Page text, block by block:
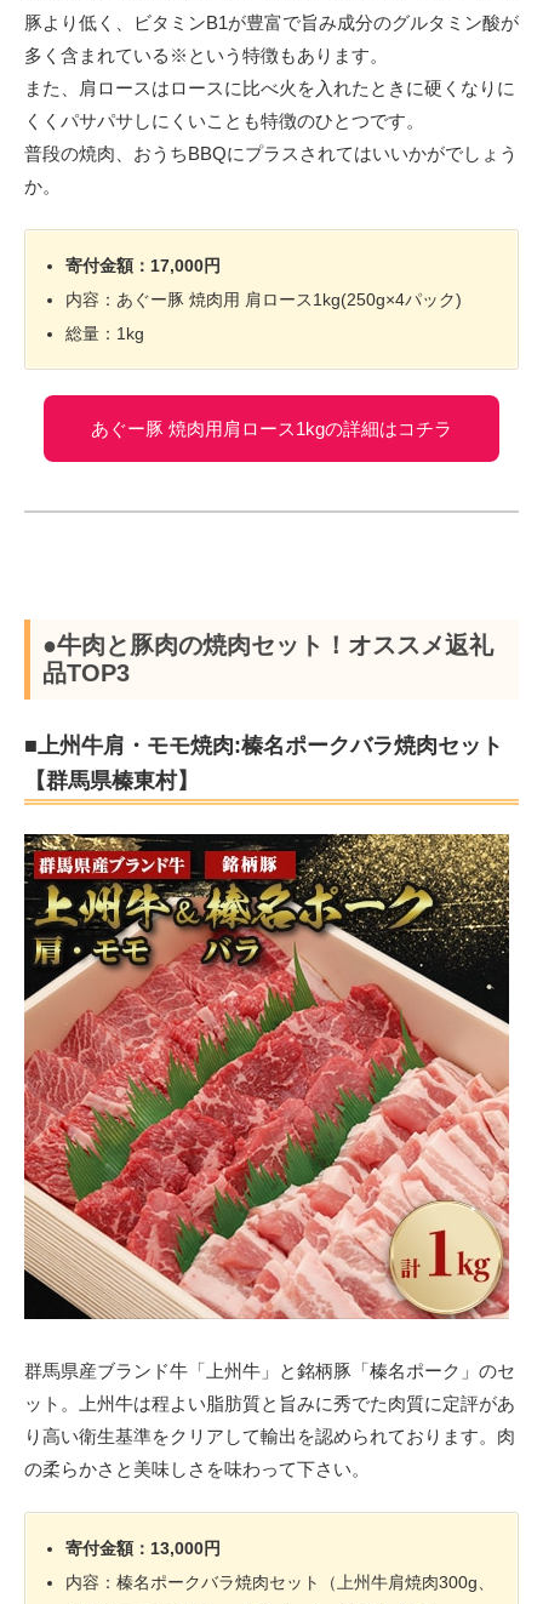
豚より低く、ビタミンB1が豊富で旨み成分のグルタミン酸が
多く含まれている※という特徴もあります。
また、肩ロースはロースに比べ火を入れたときに硬くなりに
くくパサパサしにくいことも特徴のひとつです。
普段の焼肉、おうちBBQにプラスされてはいいかがでしょう
か。
寄付金額：17,000円
内容：あぐー豚 焼肉用 肩ロース1kg(250g×4パック)
総量：1kg
あぐー豚 焼肉用肩ロース1kgの詳細はコチラ
●牛肉と豚肉の焼肉セット！オススメ返礼
品TOP3
■上州牛肩・モモ焼肉:榛名ポークバラ焼肉セット
【群馬県榛東村】
群馬県産ブランド牛「上州牛」と銘柄豚「榛名ポーク」のセ
ット。上州牛は程よい脂肪質と旨みに秀でた肉質に定評があ
り高い衛生基準をクリアして輸出を認められております。肉
の柔らかさと美味しさを味わって下さい。
寄付金額：13,000円
内容：榛名ポークバラ焼肉セット（上州牛肩焼肉300g、